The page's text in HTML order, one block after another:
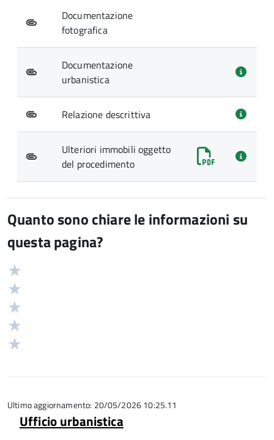
Documentazione
fotografica
Documentazione
urbanistica
Relazione descrittiva
Ulteriori immobili oggetto
del procedimento
Quanto sono chiare le informazioni su
questa pagina?
Valutazione
5
Ultimo aggiornamento: 20/05/2026 10:25.11
Ufficio urbanistica